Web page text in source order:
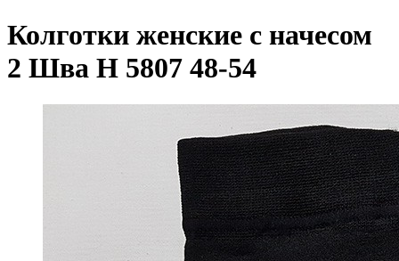
Колготки женские с начесом
2 Шва Н 5807 48-54